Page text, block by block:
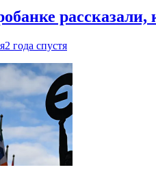
2 года спустя